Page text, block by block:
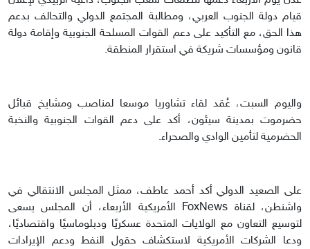
قيام دولة الجنوب العربي، ومطالبة المجتمع الدولي والتحالف بدعم
هذا الحق، مع التأكيد على دعم القوات المسلحة الجنوبية وإقامة دولة
قانون ومؤسسات شريكة في استقرار المنطقة.
واليوم السبت، عُقد لقاء تشاوريا موسعا لمناصب ومشايخ قبائل
حضرموت بمدينة سيئون، أكد على دعم القوات الجنوبية والنخبة
الحضرمية لتأمين الوادي والصحراء.
على الصعيد الدولي أكد أحمد عاطف، ممثل المجلس الانتقالي في
واشنطن، لقناة FoxNews الأمريكية الأربعاء، أن المجلس يسعى
لتوسيع التعاون مع الولايات المتحدة عسكريًا ودبلوماسيًا واقتصاديًا،
ودعا الشركات الأمريكية لاستكشاف حقول النفط ودعم الإيرادات